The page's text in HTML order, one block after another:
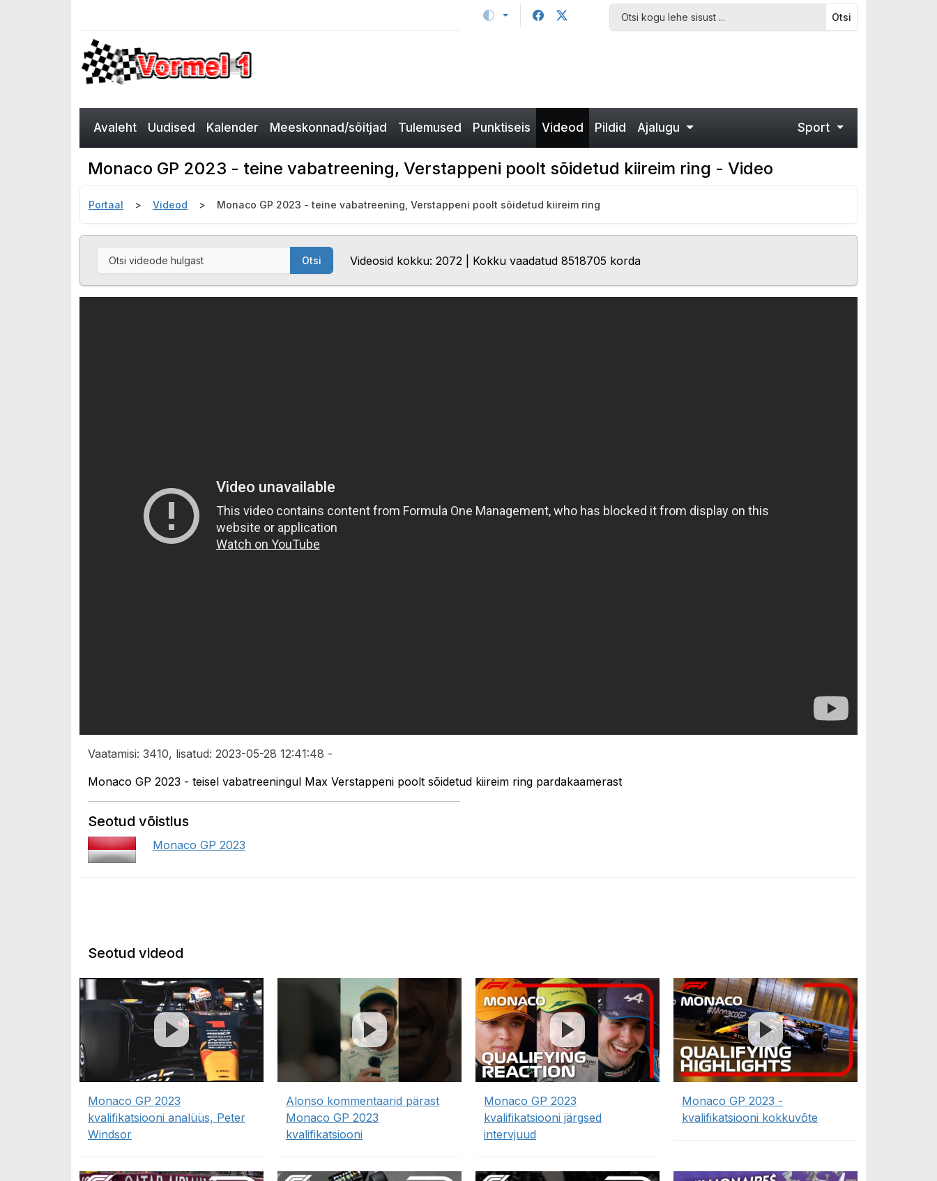
Otsi
Avaleht Uudised Kalender Meeskonnad/sõitjad Tulemused Punktiseis Videod Pildid Ajalugu Sport
Monaco GP 2023 - teine vabatreening, Verstappeni poolt sõidetud kiireim ring - Video
Portaal Videod Monaco GP 2023 - teine vabatreening, Verstappeni poolt sõidetud kiireim ring
Otsi Videosid kokku: 2072 | Kokku vaadatud 8518705 korda
Vaatamisi: 3410, lisatud: 2023-05-28 12:41:48 -
Monaco GP 2023 - teisel vabatreeningul Max Verstappeni poolt sõidetud kiireim ring pardakaamerast
Seotud võistlus
Monaco GP 2023
Seotud videod
Monaco GP 2023
kvalifikatsiooni analüüs, Peter
Windsor
Alonso kommentaarid pärast
Monaco GP 2023
kvalifikatsiooni
Monaco GP 2023
kvalifikatsiooni järgsed
intervjuud
Monaco GP 2023 -
kvalifikatsiooni kokkuvõte